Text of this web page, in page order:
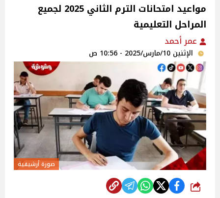
مواعيد امتحانات الترم الثاني 2025 لجميع
المراحل التعليمية
عمر أحمد
الإثنين 10/مارس/2025 - 10:56 ص
صورة أرشيفية
شارك